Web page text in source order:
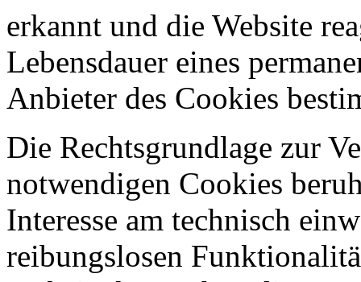
erkannt und die Website
Lebensdauer eines
Anbieter des Cookies
Die Rechtsgrundlage zur
notwendigen Cookies
Interesse am technisch
reibungslosen